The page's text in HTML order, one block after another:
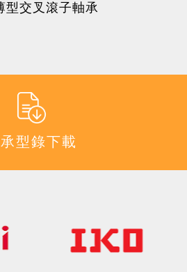
型交叉滾子軸承
型錄下載